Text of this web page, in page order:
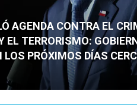
AGENDA CONTRA EL
EL TERRORISMO:
LOS PRÓXIMOS DÍAS